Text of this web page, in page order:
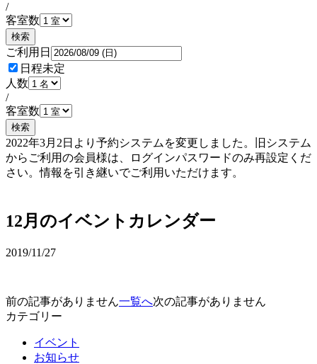
/
客室数
検索
ご利用日
日程未定
人数
/
客室数
検索
2022年3月2日より予約システムを変更しました。旧システム
からご利用の会員様は、ログインパスワードのみ再設定くだ
さい。情報を引き継いでご利用いただけます。
12月のイベントカレンダー
2019/11/27
前の記事がありません一覧へ次の記事がありません
カテゴリー
イベント
お知らせ